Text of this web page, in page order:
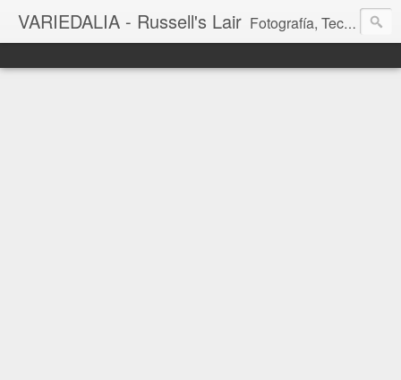
VARIEDALIA - Russell's Lair Fotografía, Tecnología, Cine y Videojuegos en un Blog Multitemática. El rinconcito del creador de FotoMuseo 3D y Left 4 SGC.